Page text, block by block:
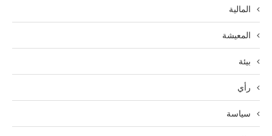
المالية
المعيشة
بيئة
رأي
سياسة